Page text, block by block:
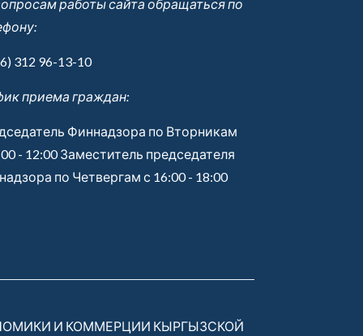
работы сайта обращаться по
312 96-13-10
приема граждан:
Финнадзора по Вторникам
- 12:00 Заместитель председателя
по Четвергам с 16:00 - 18:00
И КОММЕРЦИИ КЫРГЫЗСКОЙ